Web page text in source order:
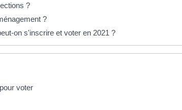
?
?
on s'inscrire et voter en 2021 ?
voter